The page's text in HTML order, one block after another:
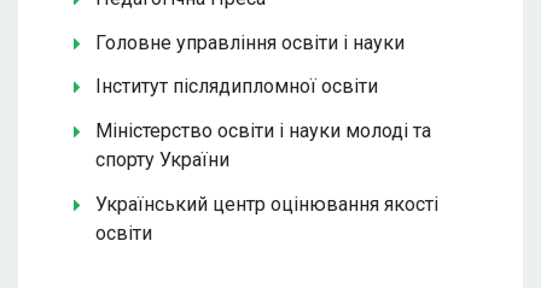
Головне управління освіти і науки
Інститут післядипломної освіти
Міністерство освіти і науки молоді та
спорту України
Український центр оцінювання якості
освіти